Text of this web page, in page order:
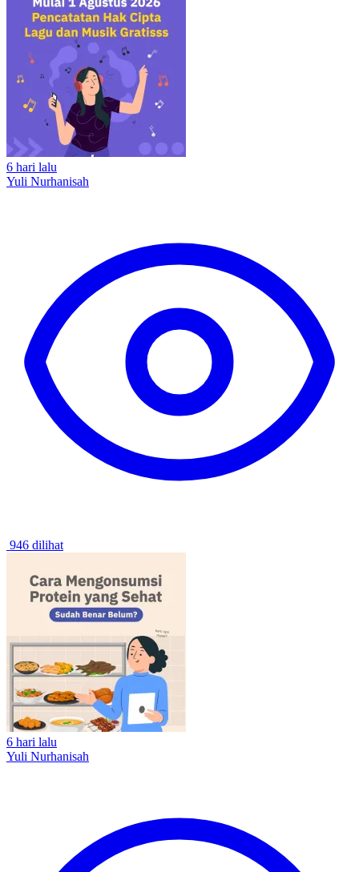
6 hari lalu
Yuli Nurhanisah
946 dilihat
6 hari lalu
Yuli Nurhanisah